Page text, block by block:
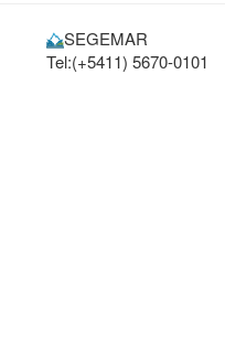
SEGEMAR
Tel:(+5411) 5670-0101